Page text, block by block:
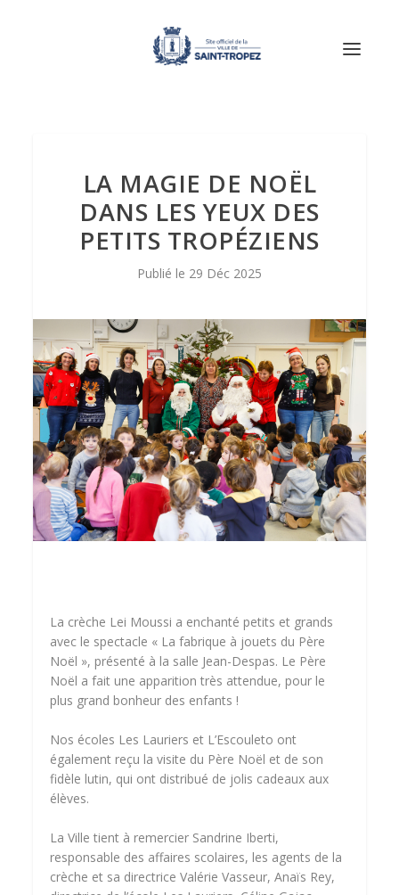
LA MAGIE DE NOËL
DANS LES YEUX DES
PETITS TROPÉZIENS
29 Déc 2025
La crèche Lei Moussi a enchanté petits et grands
avec le spectacle « La fabrique à jouets du Père
Noël », présenté à la salle Jean-Despas. Le Père
Noël a fait une apparition très attendue, pour le
plus grand bonheur des enfants !
Nos écoles Les Lauriers et L’Escouleto ont
également reçu la visite du Père Noël et de son
fidèle lutin, qui ont distribué de jolis cadeaux aux
élèves.
La Ville tient à remercier Sandrine Iberti,
responsable des affaires scolaires, les agents de la
crèche et sa directrice Valérie Vasseur, Anaïs Rey,